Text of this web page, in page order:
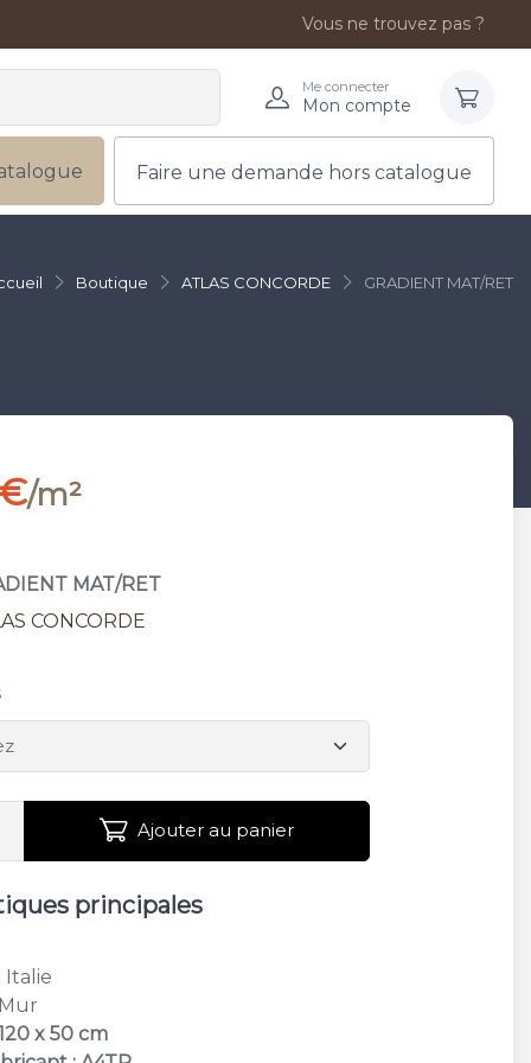
Vous ne trouvez pas ?
Me connecter
Mon compte
Faire une demande hors catalogue
Boutique ATLAS CONCORDE GRADIENT MAT/RET
/m²
MAT/RET
CONCORDE
Ajouter au panier
principales
: Italie
x 50 cm